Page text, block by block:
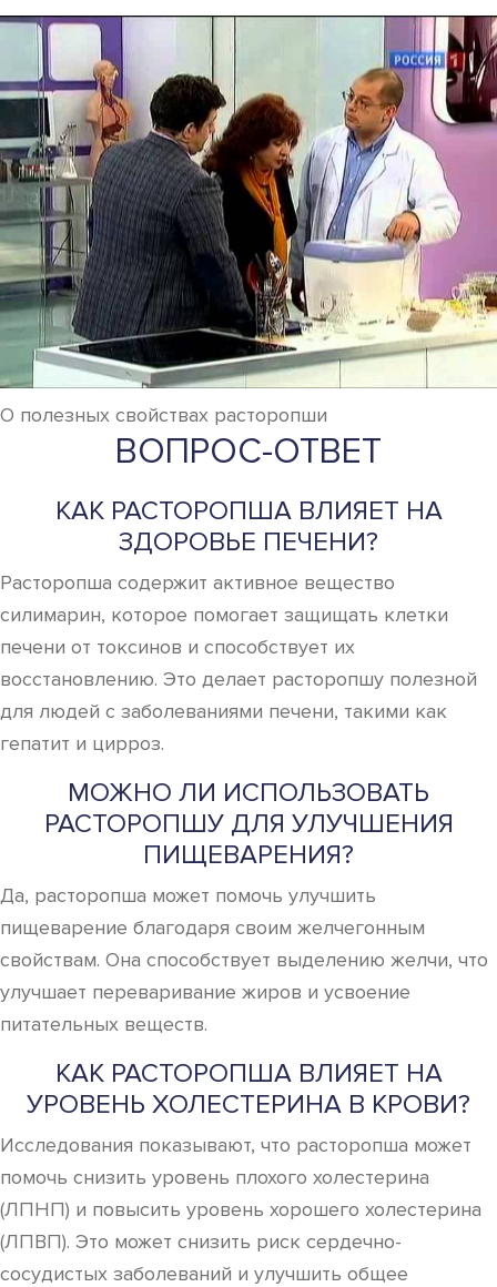
О полезных свойствах расторопши
ВОПРОС-ОТВЕТ
КАК РАСТОРОПША ВЛИЯЕТ НА
ЗДОРОВЬЕ ПЕЧЕНИ?
Расторопша содержит активное вещество
силимарин, которое помогает защищать клетки
печени от токсинов и способствует их
восстановлению. Это делает расторопшу полезной
для людей с заболеваниями печени, такими как
гепатит и цирроз.
МОЖНО ЛИ ИСПОЛЬЗОВАТЬ
РАСТОРОПШУ ДЛЯ УЛУЧШЕНИЯ
ПИЩЕВАРЕНИЯ?
Да, расторопша может помочь улучшить
пищеварение благодаря своим желчегонным
свойствам. Она способствует выделению желчи, что
улучшает переваривание жиров и усвоение
питательных веществ.
КАК РАСТОРОПША ВЛИЯЕТ НА
УРОВЕНЬ ХОЛЕСТЕРИНА В КРОВИ?
Исследования показывают, что расторопша может
помочь снизить уровень плохого холестерина
(ЛПНП) и повысить уровень хорошего холестерина
(ЛПВП). Это может снизить риск сердечно-
сосудистых заболеваний и улучшить общее